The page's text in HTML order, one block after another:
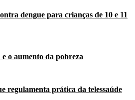
dengue para crianças de 10 e 11
o aumento da pobreza
regulamenta prática da telessaúde